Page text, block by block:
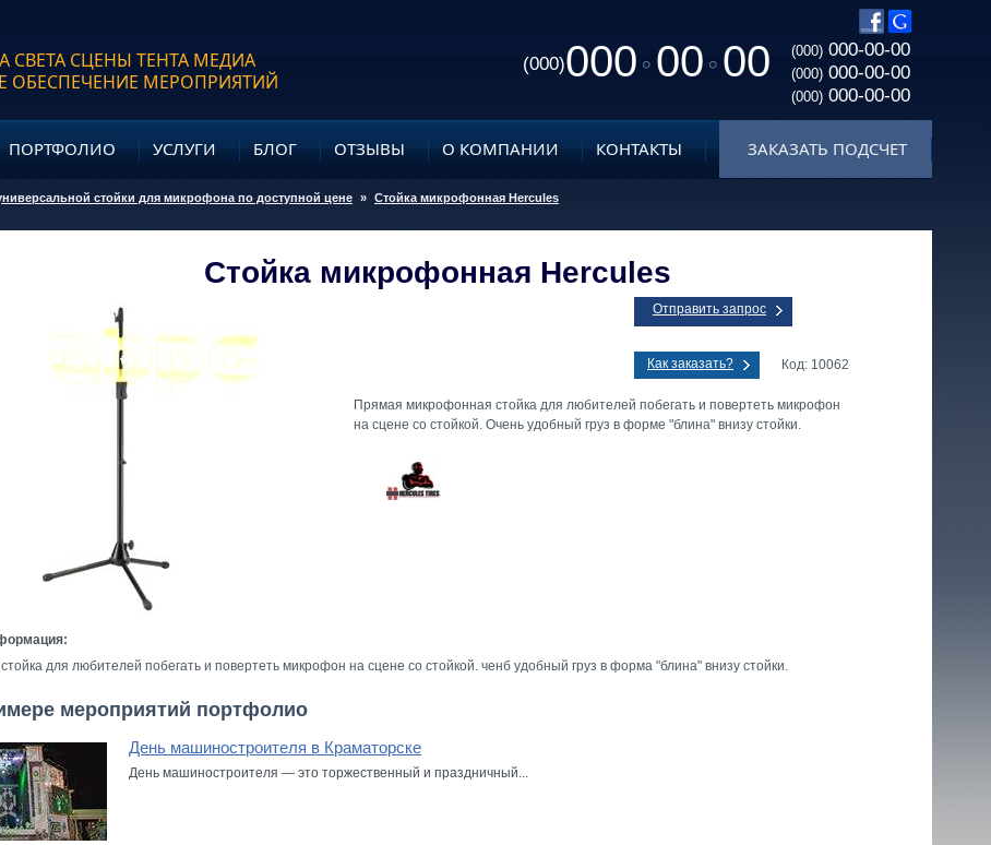
СВЕТА СЦЕНЫ ТЕНТА МЕДИА
ОБЕСПЕЧЕНИЕ МЕРОПРИЯТИЙ
(000)000 00 00 (000) 000-00-00
(000) 000-00-00
(000) 000-00-00
ПОРТФОЛИО УСЛУГИ БЛОГ ОТЗЫВЫ О КОМПАНИИ КОНТАКТЫ ЗАКАЗАТЬ ПОДСЧЕТ
стойки для микрофона по доступной цене » Стойка микрофонная Hercules
Стойка микрофонная Hercules
Отправить запрос
Как заказать? Код: 10062
Прямая микрофонная стойка для любителей побегать и повертеть микрофон
на сцене со стойкой. Очень удобный груз в форме "блина" внизу стойки.
для любителей побегать и повертеть микрофон на сцене со стойкой. ченб удобный груз в форма "блина" внизу стойки.
мероприятий портфолио
День машиностроителя в Краматорске
День машиностроителя — это торжественный и праздничный...